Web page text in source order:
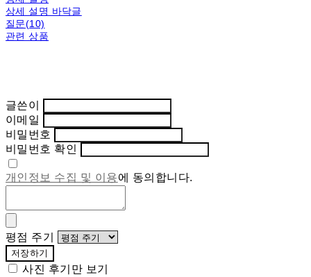
상세 설명 바닥글
질문(10)
관련 상품
글쓴이
이메일
비밀번호
비밀번호 확인
개인정보 수집 및 이용에 동의합니다.
평점 주기
저장하기
사진 후기만 보기